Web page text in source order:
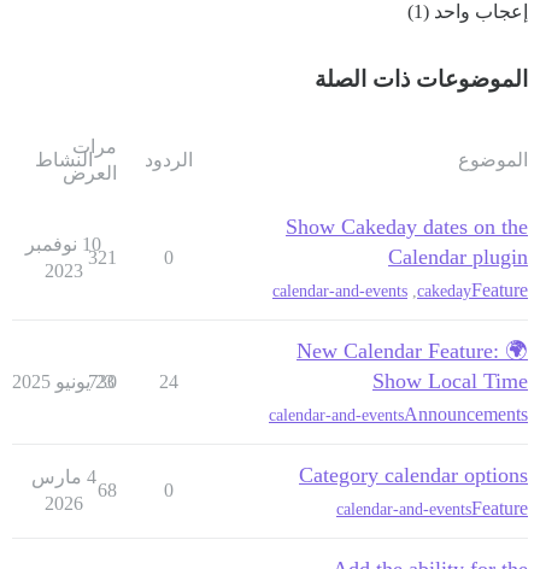
إعجاب واحد (1)
الموضوعات ذات الصلة
الموضوع الردود
مرات
العرض
النشاط
Show Cakeday dates on the
Calendar plugin
Feature
cakeday
calendar-and-events
0
321
10 نوفمبر
2023
🌍 New Calendar Feature:
Show Local Time
Announcements
calendar-and-events
24
730
23 يونيو 2025
Category calendar options
Feature
calendar-and-events
0
68
4 مارس
2026